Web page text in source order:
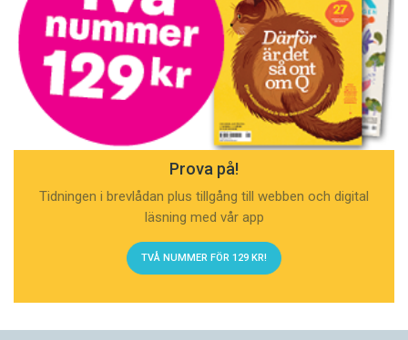
Prova på!
Tidningen i brevlådan plus tillgång till webben och digital
läsning med vår app
TVÅ NUMMER FÖR 129 KR!